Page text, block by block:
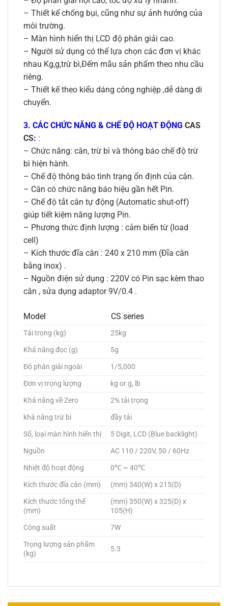
– Thiết kế chống bụi, cũng như sự ảnh hưởng của
môi trường.
– Màn hình hiển thị LCD độ phân giải cao.
– Người sử dụng có thể lựa chọn các đơn vị khác
nhau Kg,g,trừ bì,Đếm mẫu sản phẩm theo nhu cầu
riêng.
– Thiết kế theo kiểu dáng công nghiệp ,dễ dàng di
chuyển.
3. CÁC CHỨC NĂNG & CHẾ ĐỘ HOẠT ĐỘNG CAS
CS: :
– Chức năng: cân, trừ bì và thông báo chế độ trừ
bì hiện hành.
– Chế độ thông báo tình trạng ổn định của cân.
– Cân có chức năng báo hiệu gần hết Pin.
– Chế độ tắt cân tự động (Automatic shut-off)
giúp tiết kiệm năng lượng Pin.
– Phương thức định lượng : cảm biến từ (load
cell)
– Kích thước đĩa cân : 240 x 210 mm (Đĩa cân
bằng inox) .
– Nguồn điện sử dụng : 220V có Pin sạc kèm thao
cân , sửa dụng adaptor 9V/0.4 .
Model CS series
Tải trọng (kg)
25kg
Khả năng đọc (g)
5g
Độ phân giải ngoài
1/5,000
Đơn vị trọng lượng
kg or g, lb
Khả năng về Zero
2% tải trọng
khả năng trừ bì
đầy tải
Số, loại màn hình hiển thị
5 Digit, LCD (Blue backlight)
Nguồn
AC 110 / 220V, 50 / 60Hz
Nhiệt độ hoạt động
0℃ ~ 40℃
Kích thước đĩa cân (mm)
(mm) 340(W) x 215(D)
Kích thước tổng thể
(mm)
(mm) 350(W) x 325(D) x
105(H)
Công suất
7W
Trọng lượng sản phẩm
(kg)
5.3